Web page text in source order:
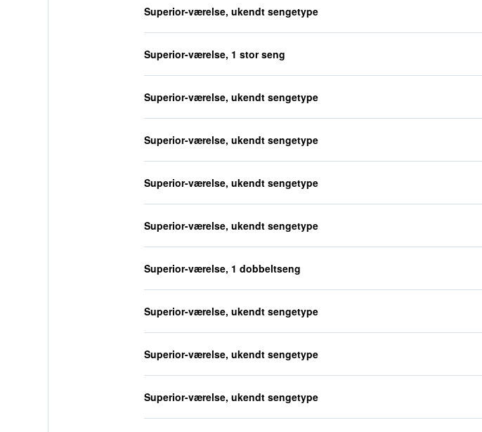
Superior-værelse, ukendt sengetype
Superior-værelse, 1 stor seng
Superior-værelse, ukendt sengetype
Superior-værelse, ukendt sengetype
Superior-værelse, ukendt sengetype
Superior-værelse, ukendt sengetype
Superior-værelse, 1 dobbeltseng
Superior-værelse, ukendt sengetype
Superior-værelse, ukendt sengetype
Superior-værelse, ukendt sengetype